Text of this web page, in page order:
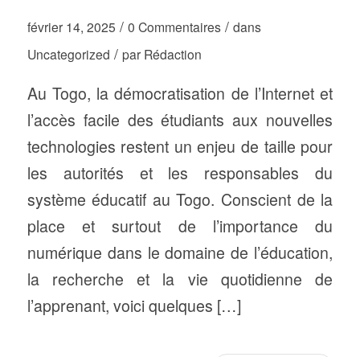
février 14, 2025 / 0 Commentaires / dans
Uncategorized / par Rédaction
Au Togo, la démocratisation de l’Internet et
l’accès facile des étudiants aux nouvelles
technologies restent un enjeu de taille pour
les autorités et les responsables du
système éducatif au Togo. Conscient de la
place et surtout de l’importance du
numérique dans le domaine de l’éducation,
la recherche et la vie quotidienne de
l’apprenant, voici quelques […]